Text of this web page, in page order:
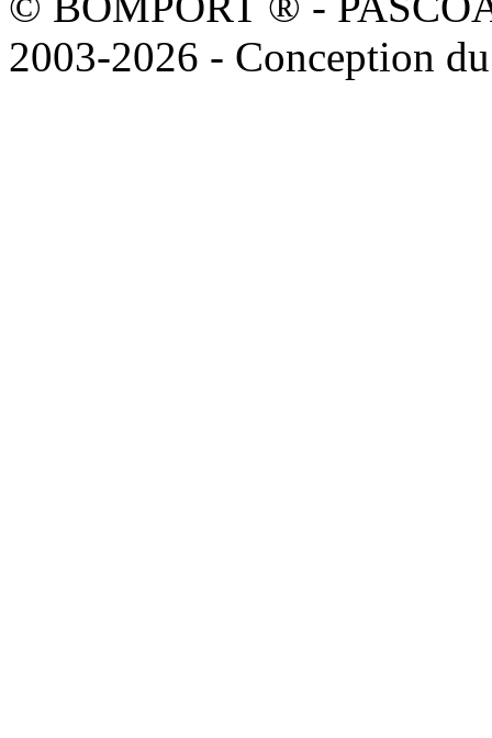
2003-2026 - Conception